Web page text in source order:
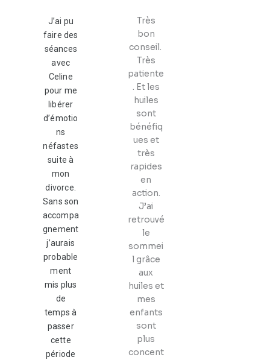
J’ai pu
faire des
séances
avec
Celine
pour me
libérer
d’émotio
ns
néfastes
suite à
mon
divorce.
Sans son
accompa
gnement
j’aurais
probable
ment
mis plus
de
temps à
passer
cette
période
Très
bon
conseil.
Très
patiente
. Et les
huiles
sont
bénéfiq
ues et
très
rapides
en
action.
J’ai
retrouvé
le
sommei
l grâce
aux
huiles et
mes
enfants
sont
plus
concent